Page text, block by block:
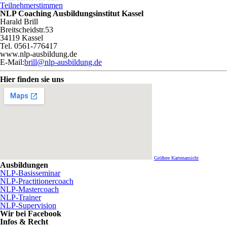
Teilnehmerstimmen
NLP Coaching Ausbildungsinstitut Kassel
Harald Brill
Breitscheidstr.53
34119 Kassel
Tel. 0561-776417
www.nlp-ausbildung.de
E-Mail:brill@nlp-ausbildung.de
Hier finden sie uns
Größere Kartenansicht
Ausbildungen
NLP-Basisseminar
NLP-Practitionercoach
NLP-Mastercoach
NLP-Trainer
NLP-Supervision
Wir bei Facebook
Infos & Recht